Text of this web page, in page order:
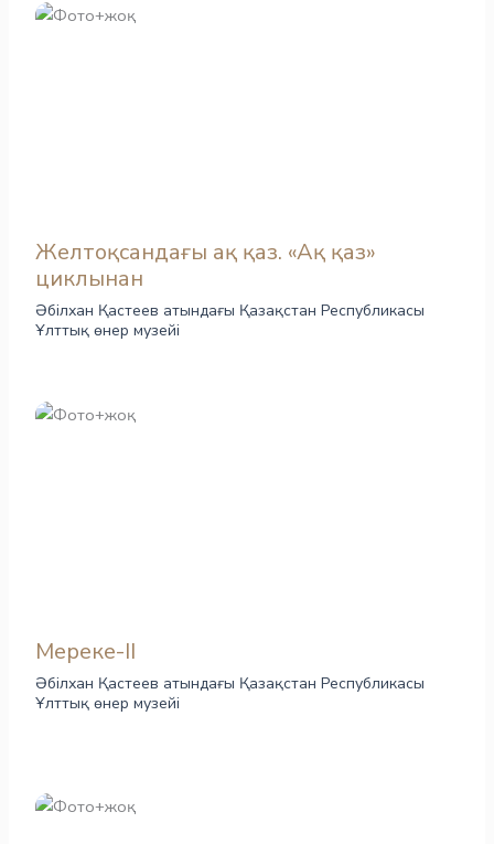
Желтоқсандағы ақ қаз. «Ақ қаз»
циклынан
Әбілхан Қастеев атындағы Қазақстан Республикасы
Ұлттық өнер музейі
Мереке-II
Әбілхан Қастеев атындағы Қазақстан Республикасы
Ұлттық өнер музейі